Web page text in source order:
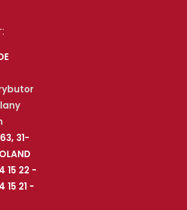
31-
15 22 -
15 21 -